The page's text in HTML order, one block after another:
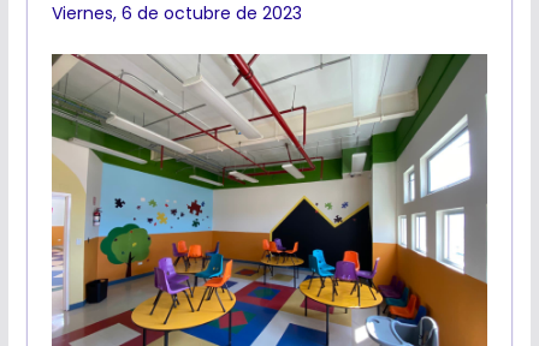
Viernes, 6 de octubre de 2023